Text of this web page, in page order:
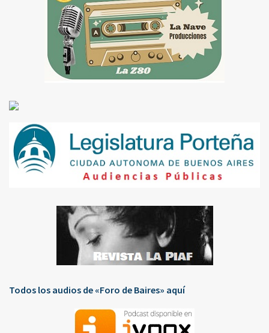
Todos los audios de «Foro de Baires» aquí